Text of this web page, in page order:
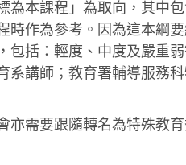
本課程」為取向，其中
作為參考。因為這本綱
括：輕度、中度及嚴重
講師；教育署輔導服務
需要跟隨轉名為特殊教